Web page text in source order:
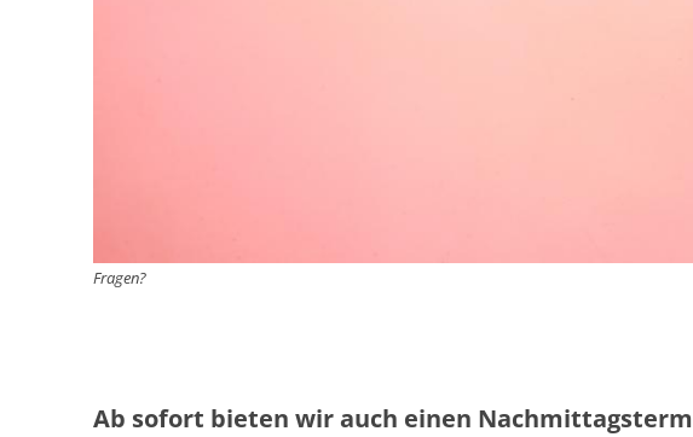
Fragen?
Ab sofort bieten wir auch einen